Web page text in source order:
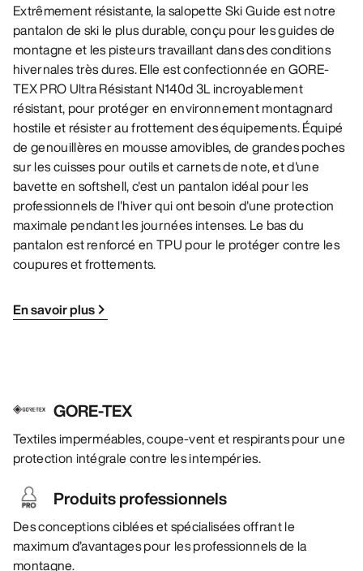
Extrêmement résistante, la salopette Ski Guide est notre
pantalon de ski le plus durable, conçu pour les guides de
montagne et les pisteurs travaillant dans des conditions
hivernales très dures. Elle est confectionnée en GORE-
TEX PRO Ultra Résistant N140d 3L incroyablement
résistant, pour protéger en environnement montagnard
hostile et résister au frottement des équipements. Équipé
de genouillères en mousse amovibles, de grandes poches
sur les cuisses pour outils et carnets de note, et d'une
bavette en softshell, c'est un pantalon idéal pour les
professionnels de l'hiver qui ont besoin d'une protection
maximale pendant les journées intenses. Le bas du
pantalon est renforcé en TPU pour le protéger contre les
coupures et frottements.
En savoir plus
GORE-TEX
Textiles imperméables, coupe-vent et respirants pour une
protection intégrale contre les intempéries.
Produits professionnels
Des conceptions ciblées et spécialisées offrant le
maximum d’avantages pour les professionnels de la
montagne.